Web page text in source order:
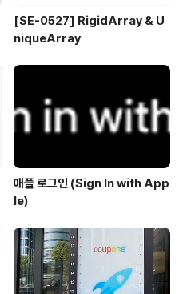
[SE-0527] RigidArray & U
niqueArray
애플 로그인 (Sign In with App
le)